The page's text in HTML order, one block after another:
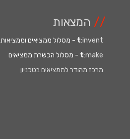
// המצאות
t:invent
- מסלול ממציאים וממציאות
t:make
- מסלול הכשרת ממציאים
מרכז מהודר לממציאים בטכניון